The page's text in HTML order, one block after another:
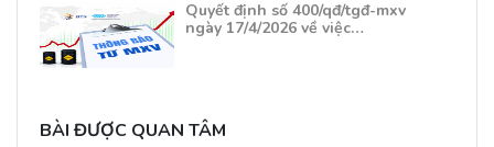
Quyết định số 400/qđ/tgđ-mxv
ngày 17/4/2026 về việc…
BÀI ĐƯỢC QUAN TÂM